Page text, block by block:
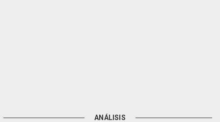
ANÁLISIS